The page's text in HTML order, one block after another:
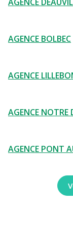
AGENCE BOLBEC
AGENCE
AGENCE NOTRE
AGENCE PONT